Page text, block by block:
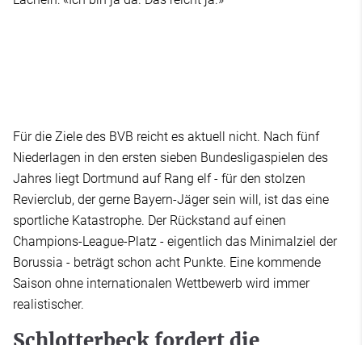
Für die Ziele des BVB reicht es aktuell nicht. Nach fünf
Niederlagen in den ersten sieben Bundesligaspielen des
Jahres liegt Dortmund auf Rang elf - für den stolzen
Revierclub, der gerne Bayern-Jäger sein will, ist das eine
sportliche Katastrophe. Der Rückstand auf einen
Champions-League-Platz - eigentlich das Minimalziel der
Borussia - beträgt schon acht Punkte. Eine kommende
Saison ohne internationalen Wettbewerb wird immer
realistischer.